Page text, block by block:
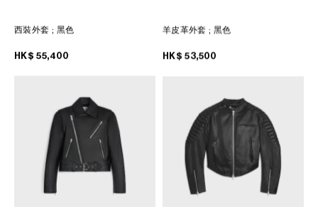
西裝外套 ; 黑色
HK$ 55,400
羊皮革外套 ; 黑色
HK$ 53,500